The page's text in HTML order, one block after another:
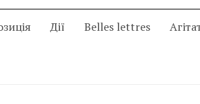
Дії Belles lettres